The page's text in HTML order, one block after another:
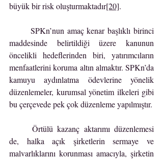
büyük bir risk oluşturmaktadır[20].
maddesinde belirtildiği üzere kanunun
öncelikli hedeflerinden biri, yatırımcıların
menfaatlerini koruma altın almaktır. SPKn’da
kamuyu aydınlatma ödevlerine yönelik
düzenlemeler, kurumsal yönetim ilkeleri gibi
bu çerçevede pek çok düzenleme yapılmıştır.
de, halka açık şirketlerin sermaye ve
malvarlıklarını korunması amacıyla, şirketin